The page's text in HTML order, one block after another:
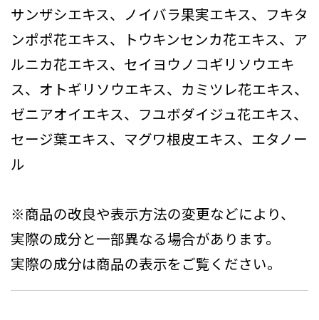
サンザシエキス、ノイバラ果実エキス、フキタ
ンポポ花エキス、トウキンセンカ花エキス、ア
ルニカ花エキス、セイヨウノコギリソウエキ
ス、オトギリソウエキス、カミツレ花エキス、
ゼニアオイエキス、フユボダイジュ花エキス、
セージ葉エキス、マグワ根皮エキス、エタノー
ル
※商品の改良や表示方法の変更などにより、
実際の成分と一部異なる場合があります。
実際の成分は商品の表示をご覧ください。